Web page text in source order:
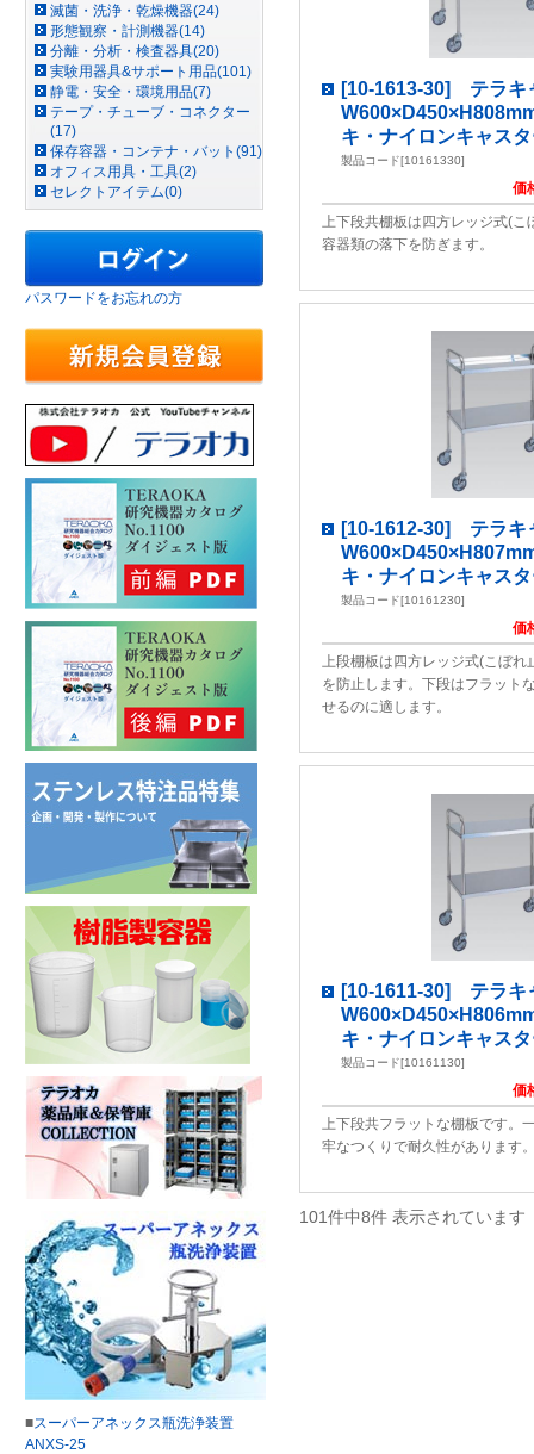
滅菌・洗浄・乾燥機器(24)
形態観察・計測機器(14)
分離・分析・検査器具(20)
実験用器具&サポート用品(101)
静電・安全・環境用品(7)
テープ・チューブ・コネクター
(17)
保存容器・コンテナ・バット(91)
オフィス用具・工具(2)
セレクトアイテム(0)
パスワードをお忘れの方
■スーパーアネックス瓶洗浄装置
ANXS-25
[10-1613-30] テラ
キ・ナイロンキャス
製品コード[10161330]
価
上下段共棚板は四方レッジ式(こ
容器類の落下を防ぎます。
[10-1612-30] テラ
キ・ナイロンキャス
製品コード[10161230]
価
上段棚板は四方レッジ式(こぼれ
を防止します。下段はフラット
せるのに適します。
[10-1611-30] テラ
キ・ナイロンキャス
製品コード[10161130]
価
上下段共フラットな棚板です。
牢なつくりで耐久性があります
101件中8件 表示されています